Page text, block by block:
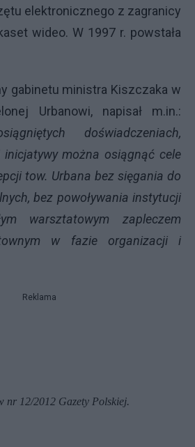
elektronicznego z zagranicy
wideo. W 1997 r. powstała
gabinetu ministra Kiszczaka w
Urbanowi, napisał m.in.:
doświadczeniach,
można osiągnąć cele
tow. Urbana bez sięgania do
bez powoływania instytucji
warsztatowym zapleczem
w fazie organizacji i
Reklama
nr 12/2012 Gazety Polskiej.